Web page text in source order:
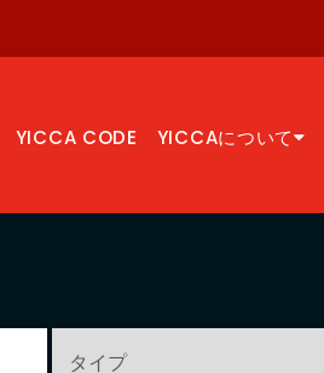
YICCA CODE YICCAについて